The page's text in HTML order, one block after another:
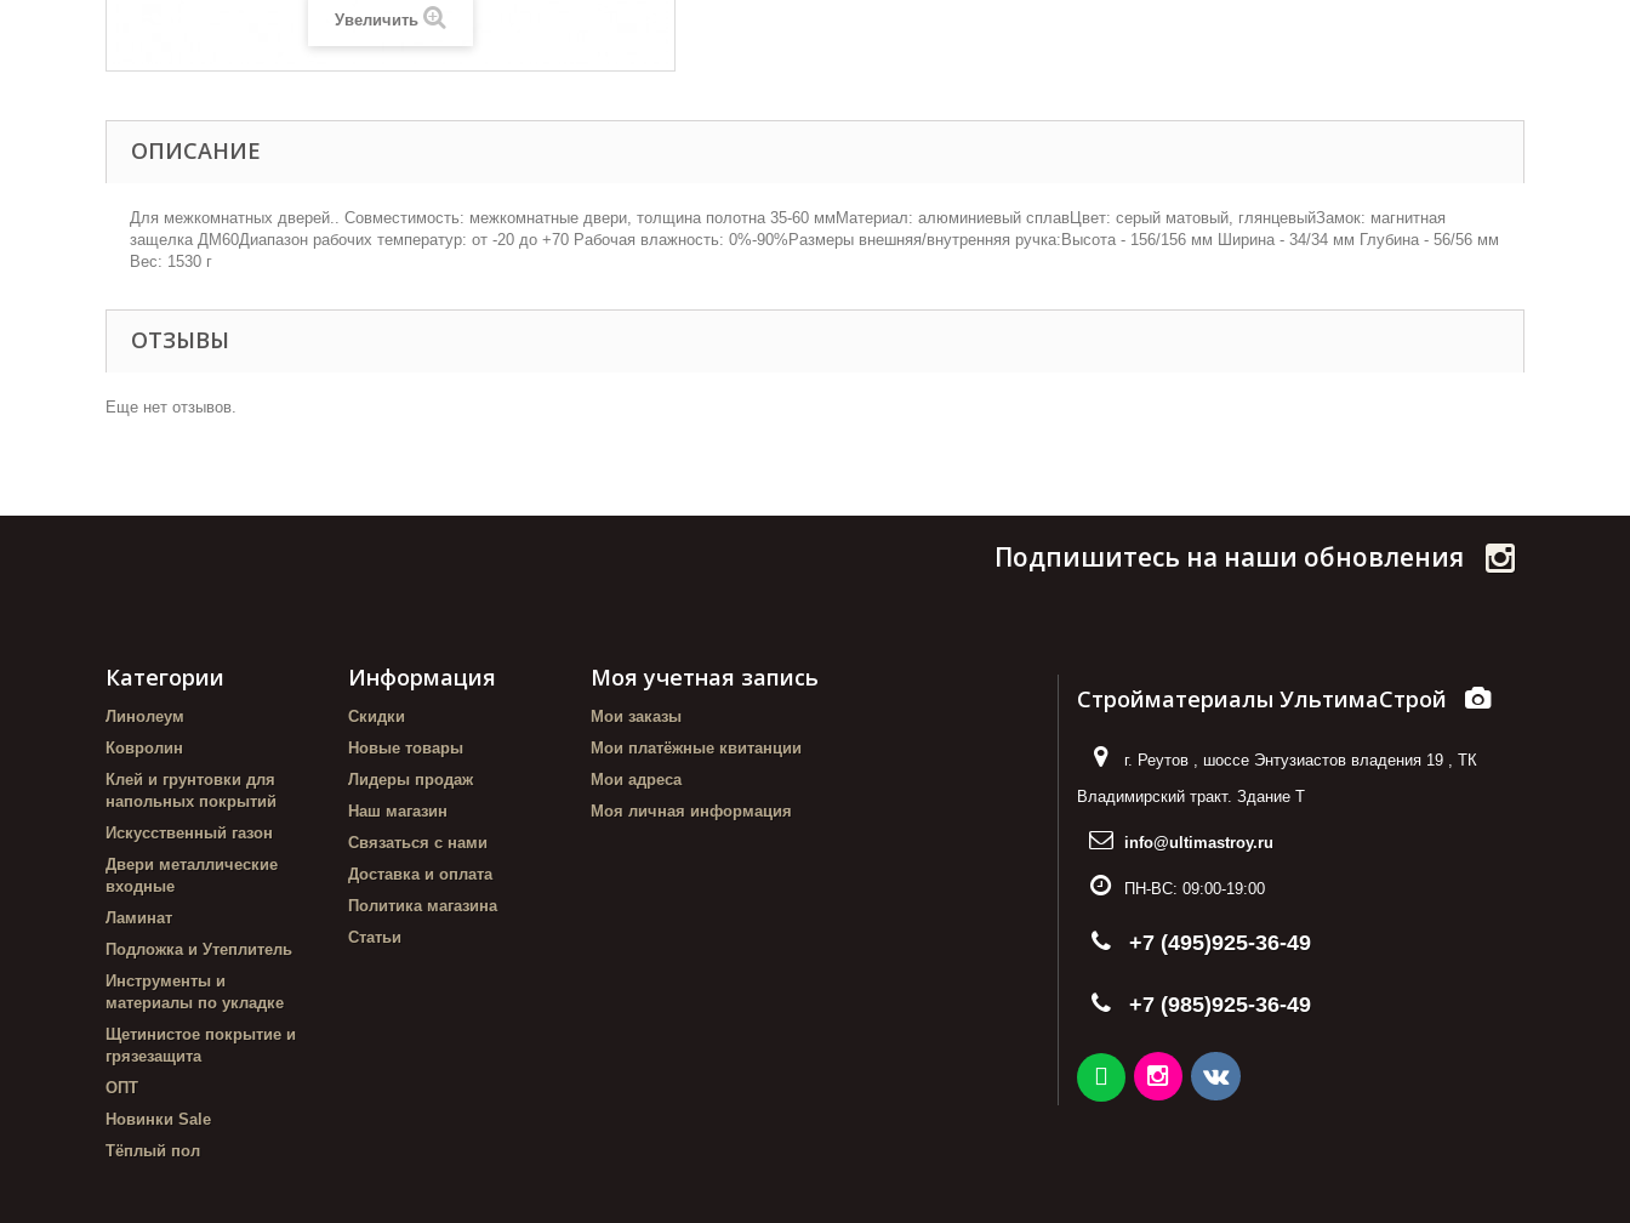
Увеличить
ОПИСАНИЕ
Для межкомнатных дверей.. Совместимость: межкомнатные двери, толщина полотна 35-60 ммМатериал: алюминиевый сплавЦвет: серый матовый, глянцевыйЗамок: магнитная
защелка ДМ60Диапазон рабочих температур: от -20 до +70 Рабочая влажность: 0%-90%Размеры внешняя/внутренняя ручка:Высота - 156/156 мм Ширина - 34/34 мм Глубина - 56/56 мм
Вес: 1530 г
ОТЗЫВЫ
Еще нет отзывов.
Подпишитесь на наши обновления
Категории
Линолеум
Ковролин
Клей и грунтовки для
напольных покрытий
Искусственный газон
Двери металлические
входные
Ламинат
Подложка и Утеплитель
Инструменты и
материалы по укладке
Щетинистое покрытие и
грязезащита
ОПТ
Новинки Sale
Тёплый пол
Информация
Скидки
Новые товары
Лидеры продаж
Наш магазин
Связаться с нами
Доставка и оплата
Политика магазина
Статьи
Моя учетная запись
Мои заказы
Мои платёжные квитанции
Мои адреса
Моя личная информация
Стройматериалы УльтимаСтрой
г. Реутов, шоссе Энтузиастов владения 19, ТК
Владимирский тракт. Здание Т
info@ultimastroy.ru
ПН-ВС: 09:00-19:00
+7 (495)925-36-49
+7 (985)925-36-49
